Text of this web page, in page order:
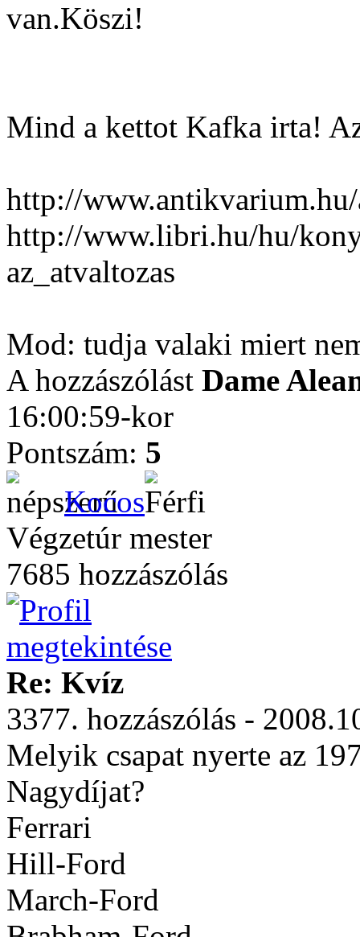
van.Köszi!
Mind a kettot Kafka irta!
http://
http://www.libri.hu/hu/
az_atvaltozas
Mod: tudja valaki miert
A hozzászólást Dame
16:00:59-kor
Pontszám: 5
Kocos
Végzetúr mester
7685 hozzászólás
Re: Kvíz
3377. hozzászólás -
Melyik csapat nyerte az
Nagydíjat?
Ferrari
Hill-Ford
March-Ford